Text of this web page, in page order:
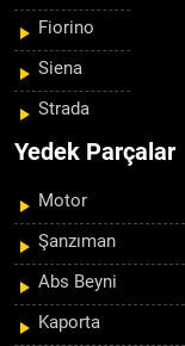
Fiorino
Siena
Strada
Yedek Parçalar
Motor
Şanzıman
Abs Beyni
Kaporta